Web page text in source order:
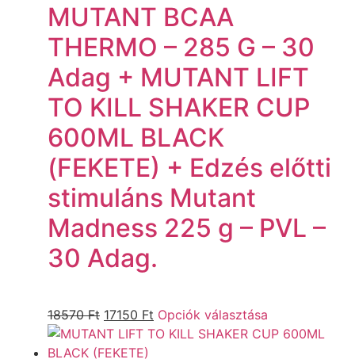
MUTANT BCAA
THERMO – 285 G – 30
Adag + MUTANT LIFT
TO KILL SHAKER CUP
600ML BLACK
(FEKETE) + Edzés előtti
stimuláns Mutant
Madness 225 g – PVL –
30 Adag.
18570Ft 17150 Ft Opciók választása